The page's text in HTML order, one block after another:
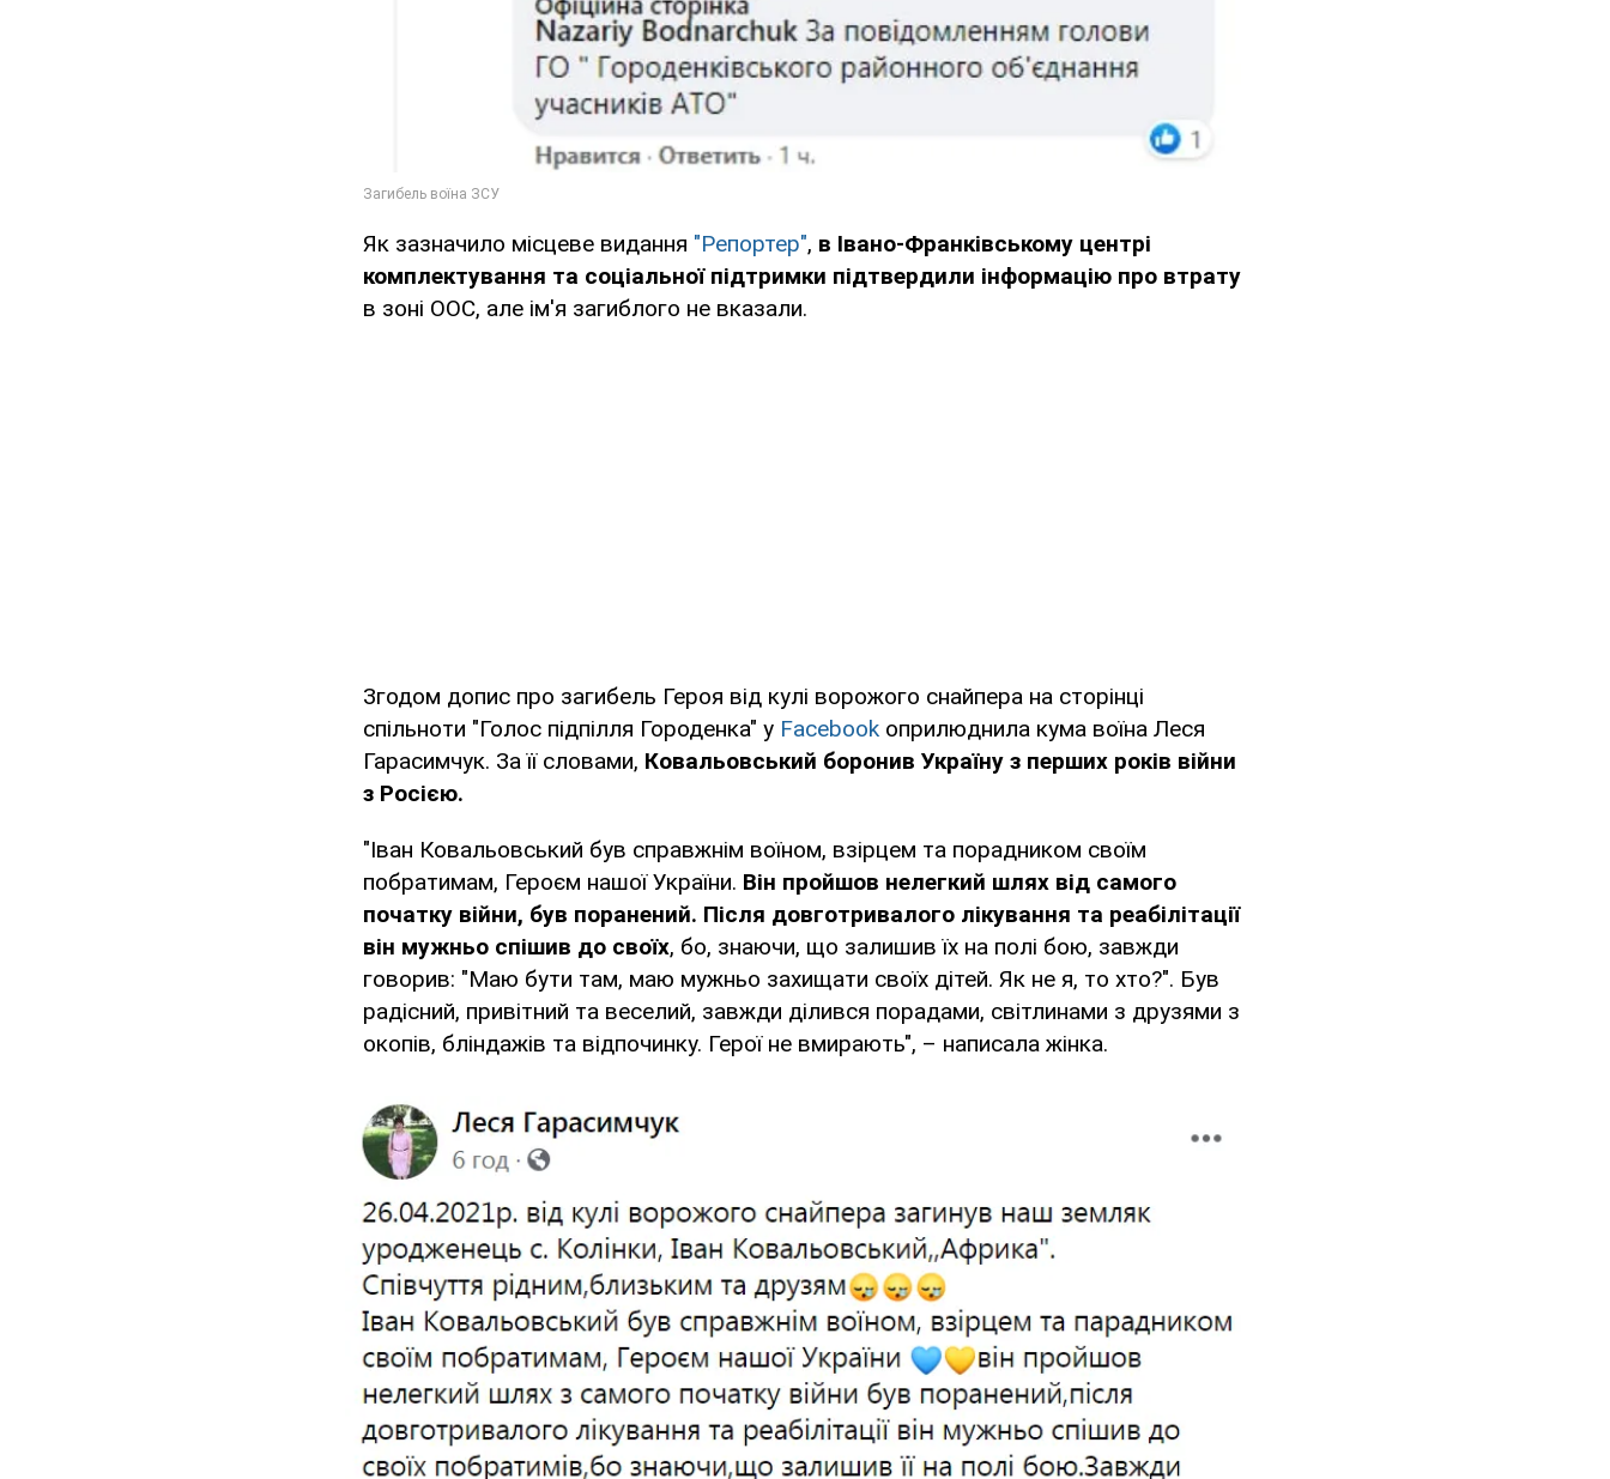
Як зазначило місцеве видання "Репортер", в Івано-Франківському центрі
комплектування та соціальної підтримки підтвердили інформацію про втрату
в зоні ООС, але ім'я загиблого не вказали.
Згодом допис про загибель Героя від кулі ворожого снайпера на сторінці
спільноти "Голос підпілля Городенка" у Facebook оприлюднила кума воїна Леся
Гарасимчук. За її словами, Ковальовський боронив Україну з перших років війни
з Росією.
"Іван Ковальовський був справжнім воїном, взірцем та порадником своїм
побратимам, Героєм нашої України. Він пройшов нелегкий шлях від самого
початку війни, був поранений. Після довготривалого лікування та реабілітації
він мужньо спішив до своїх, бо, знаючи, що залишив їх на полі бою, завжди
говорив: "Маю бути там, маю мужньо захищати своїх дітей. Як не я, то хто?". Був
радісний, привітний та веселий, завжди ділився порадами, світлинами з друзями з
окопів, бліндажів та відпочинку. Герої не вмирають", – написала жінка.